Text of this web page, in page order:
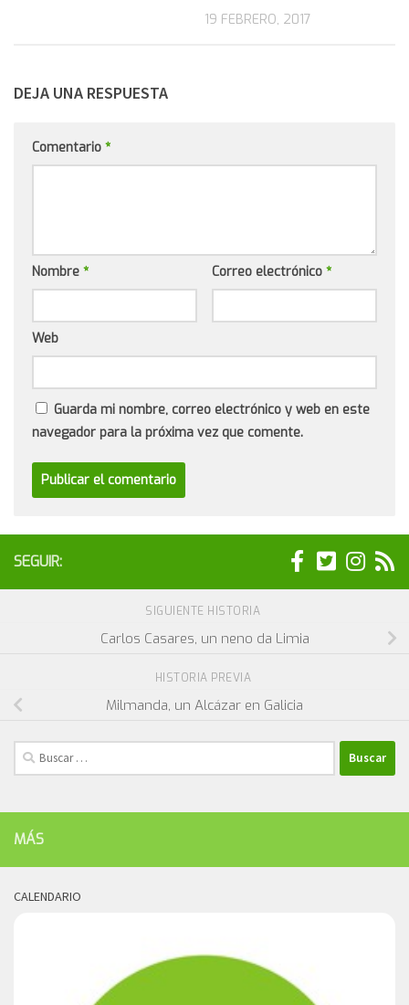
19 FEBRERO, 2017
DEJA UNA RESPUESTA
Comentario *
Nombre * Correo electrónico *
Web
Guarda mi nombre, correo electrónico y web en este
navegador para la próxima vez que comente.
SEGUIR:
SIGUIENTE HISTORIA
Carlos Casares, un neno da Limia
HISTORIA PREVIA
Milmanda, un Alcázar en Galicia
Buscar:
MÁS
CALENDARIO